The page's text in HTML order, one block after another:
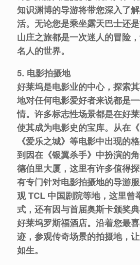
知识渊博的导游将带您深入了
活。无论您是乘坐露天巴士还
山庄之旅都是一次迷人的冒险
名人的世界。
5. 电影拍摄地
好莱坞是电影业的中心，探索
地对任何电影爱好者来说都是
情。许多标志性场景都是在好
使其成为电影史的宝库。从在
《爱乐之城》等电影中出现的
到因在《银翼杀手》中扮演的
德伯里大厦，这里有许多值得探
有专门针对电影拍摄地的导游
观 TCL 中国剧院等地，这里曾
式，还有因与首届奥斯卡颁奖
好莱坞罗斯福酒店。沿着您最
迹，参观传奇场景的拍摄地，
如生。